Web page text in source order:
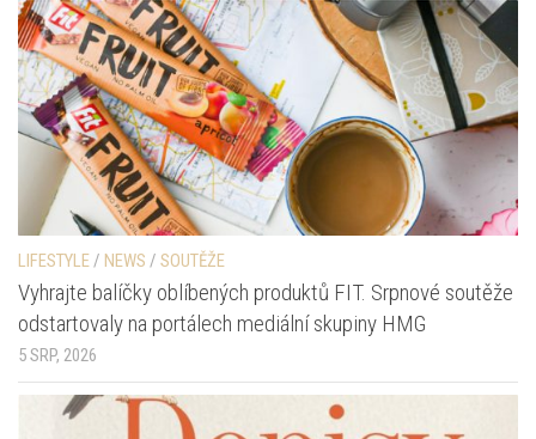
LIFESTYLE/ NEWS / SOUTĚŽE
Vyhrajte balíčky oblíbených produktů FIT. Srpnové soutěže
odstartovaly na portálech mediální skupiny HMG
5 SRP, 2026